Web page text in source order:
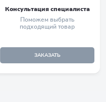
Консультация специалиста
Поможем выбрать
подходящий товар
ЗАКАЗАТЬ